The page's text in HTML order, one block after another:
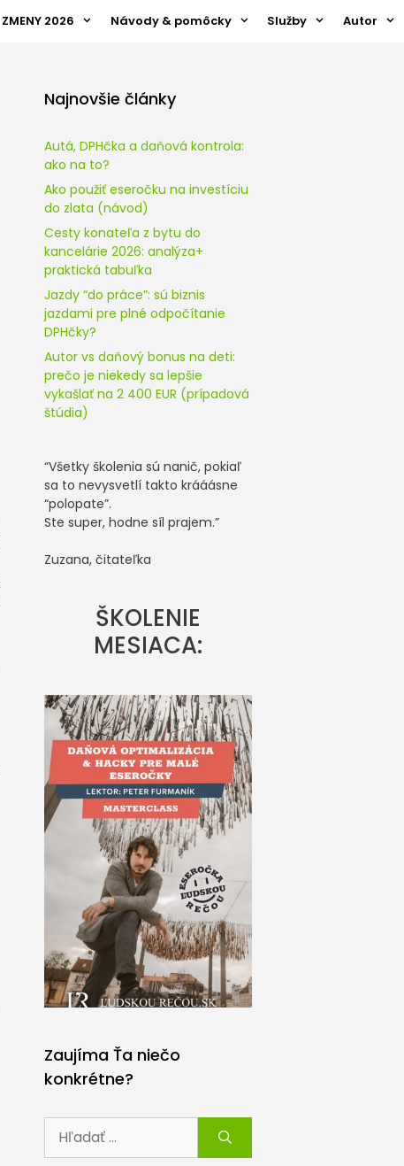
ZMENY 2026 Návody & pomôcky Služby Autor
Najnovšie články
Autá, DPHčka a daňová kontrola:
ako na to?
Ako použiť eseročku na investíciu
do zlata (návod)
Cesty konateľa z bytu do
kancelárie 2026: analýza+
praktická tabuľka
Jazdy “do práce”: sú biznis
jazdami pre plné odpočítanie
DPHčky?
Autor vs daňový bonus na deti:
prečo je niekedy sa lepšie
vykašlať na 2 400 EUR (prípadová
štúdia)
“Všetky školenia sú nanič, pokiaľ
sa to nevysvetlí takto krááásne
“polopate”.
Ste super, hodne síl prajem.”
Zuzana, čitateľka
ŠKOLENIE
MESIACA:
Zaujíma Ťa niečo
konkrétne?